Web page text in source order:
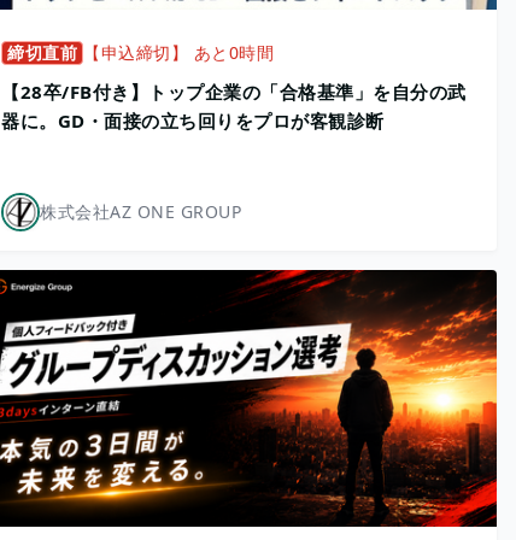
締切直前 【申込締切】 あと0時間
【28卒/FB付き】トップ企業の「合格基準」を自分の武
器に。GD・面接の立ち回りをプロが客観診断
株式会社AZ ONE GROUP